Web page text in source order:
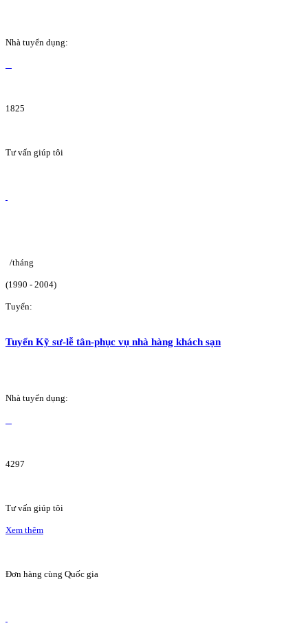
Nhà tuyển dụng:
1825
Tư vấn giúp tôi
/tháng
(1990 - 2004)
Tuyển:
Tuyển Kỹ sư-lễ tân-phục vụ nhà hàng khách sạn
Nhà tuyển dụng:
4297
Tư vấn giúp tôi
Xem thêm
Đơn hàng cùng Quốc gia